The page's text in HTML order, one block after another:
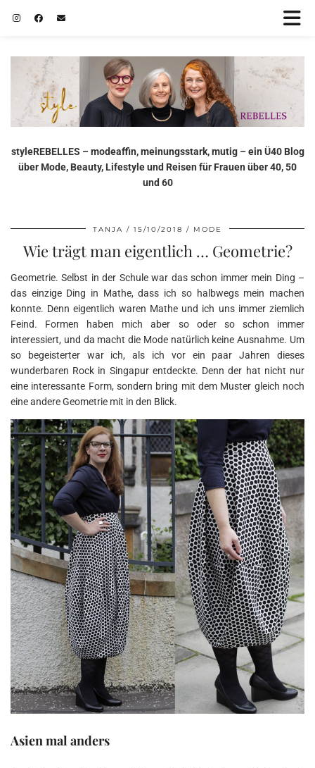
styleREBELLES – modeaffin, meinungsstark, mutig – ein Ü40 Blog
über Mode, Beauty, Lifestyle und Reisen für Frauen über 40, 50
und 60
TANJA 15/10/2018 MODE
Wie trägt man eigentlich … Geometrie?
Geometrie. Selbst in der Schule war das schon immer mein Ding –
das einzige Ding in Mathe, dass ich so halbwegs mein machen
konnte. Denn eigentlich waren Mathe und ich uns immer ziemlich
Feind. Formen haben mich aber so oder so schon immer
interessiert, und da macht die Mode natürlich keine Ausnahme. Um
so begeisterter war ich, als ich vor ein paar Jahren dieses
wunderbaren Rock in Singapur entdeckte. Denn der hat nicht nur
eine interessante Form, sondern bring mit dem Muster gleich noch
eine andere Geometrie mit in den Blick.
Asien mal anders